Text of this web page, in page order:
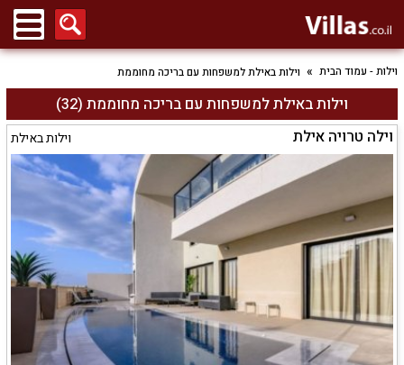
וילות - עמוד הבית וילות באילת למשפחות עם בריכה מחוממת
וילות באילת למשפחות עם בריכה מחוממת (32)
וילה טרויה אילת
וילות באילת